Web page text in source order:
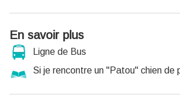
En savoir plus
Ligne de Bus
Si je rencontre un "Patou" chien de